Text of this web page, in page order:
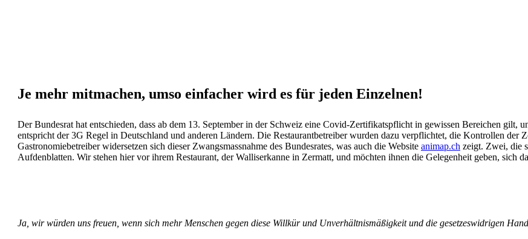
Je mehr mitmachen, umso einfacher wird es für jeden Einzelnen!
Der Bundesrat hat entschieden, dass ab dem 13. September in der Schweiz eine Covid-Zertifikatspflicht in gewissen Bereichen gilt,
entspricht der 3G Regel in Deutschland und anderen Ländern. Die Restaurantbetreiber wurden dazu verpflichtet, die Kontrollen der
Gastronomiebetreiber widersetzen sich dieser Zwangsmassnahme des Bundesrates, was auch die Website animap.ch zeigt. Zwei, die
Aufdenblatten. Wir stehen hier vor ihrem Restaurant, der Walliserkanne in Zermatt, und möchten ihnen die Gelegenheit geben, sich
Ja, wir würden uns freuen, wenn sich mehr Menschen gegen diese Willkür und Unverhältnismäßigkeit und die gesetzeswidrigen